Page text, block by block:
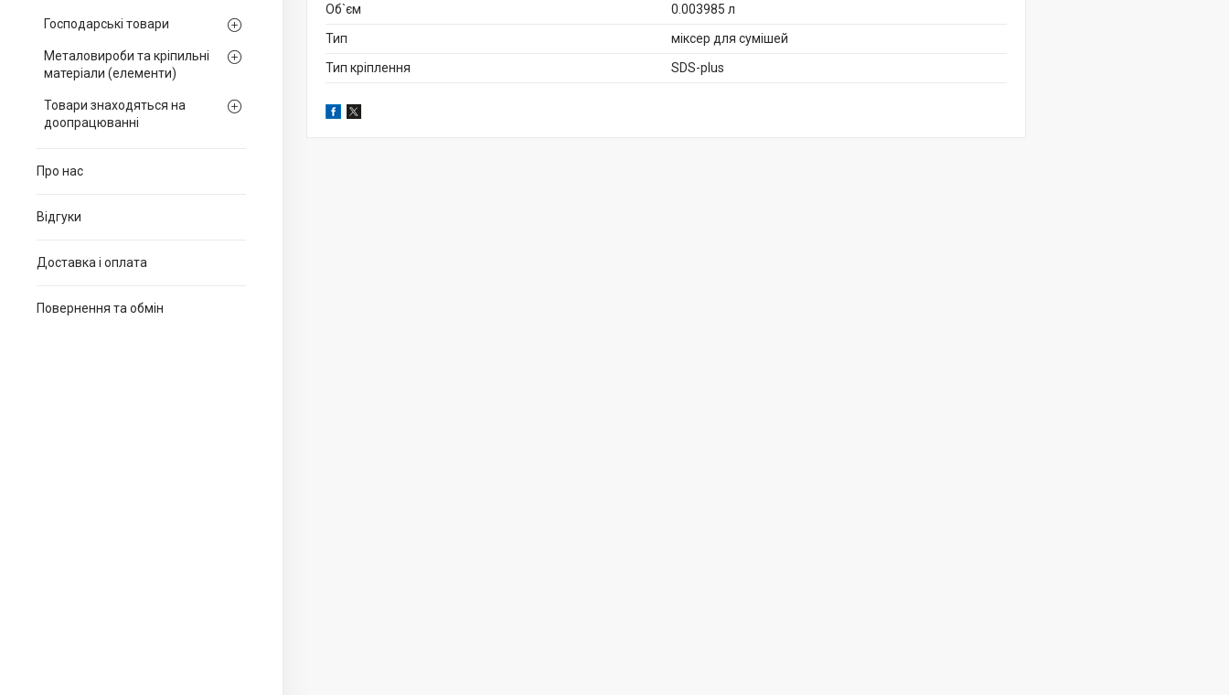
Господарські товари
Металовироби та кріпильні
матеріали (елементи)
Товари знаходяться на
доопрацюванні
Про нас
Відгуки
Доставка і оплата
Повернення та обмін
Об`єм
0.003985 л
Тип
міксер для сумішей
Тип кріплення
SDS-plus